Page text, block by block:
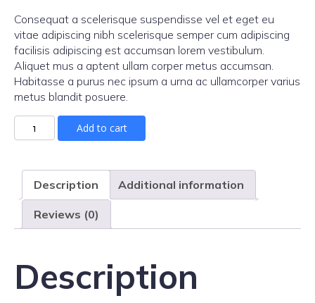
Consequat a scelerisque suspendisse vel et eget eu
vitae adipiscing nibh scelerisque semper cum adipiscing
facilisis adipiscing est accumsan lorem vestibulum.
Aliquet mus a aptent ullam corper metus accumsan.
Habitasse a purus nec ipsum a urna ac ullamcorper varius
metus blandit posuere.
Add to cart
Description Additional information
Reviews (0)
Description